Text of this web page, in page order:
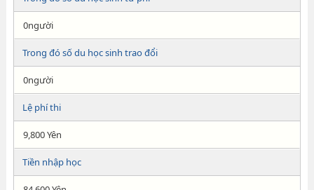
0người
Trong đó số du học sinh trao đổi
0người
Lệ phí thi
9,800 Yên
Tiền nhập học